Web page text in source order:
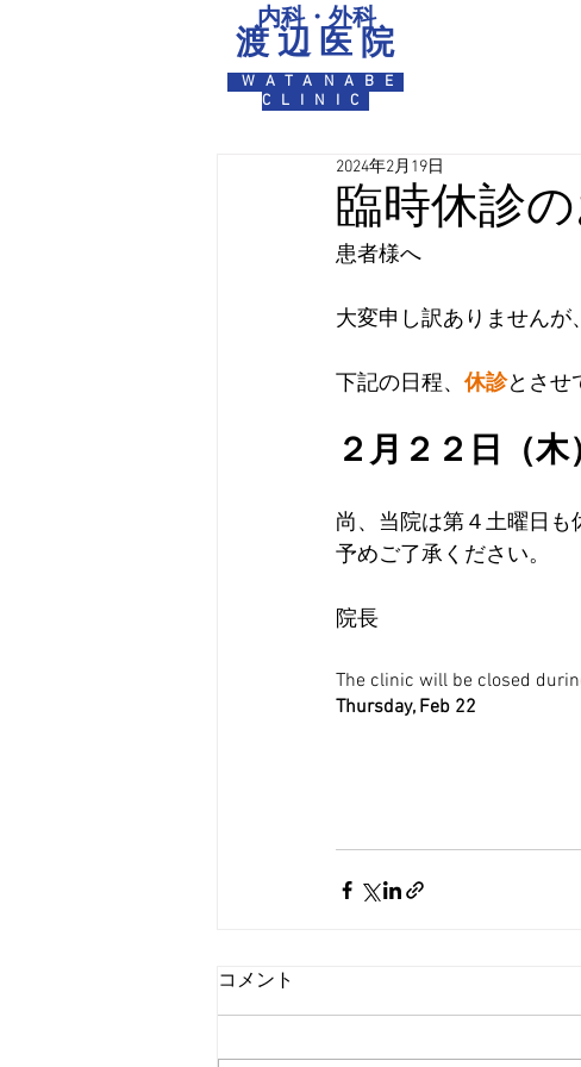
内科・外科
渡 辺 医 院
WATANABE
CLINIC
臨時休診
2024年2月19日
患者様へ
大変申し訳ありませんが、
下記の日程、 休診とさせ
２月２２日（木）
尚、当院は第４土曜日も
予めご了承ください。
院長
The clinic will be closed
Thursday, Feb 22
コメント